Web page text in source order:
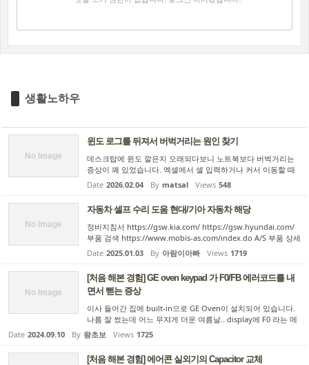
생활노하우
No Image
윈도 로그를 뒤져서 버벅거리는 원인 찾기
데스크탑에 윈도 깔은지 오래되다보니 노트북보다 버벅거리는
증상이 꽤 있었습니다. 엑셀에서 셀 입력하거나 커서 이동할 때
저사양 컴퓨터처럼 느릿느릿 움직이고 키보드 입력이나 마우스
가 멈칫하는 현상도 많았구요. 클립보드 복사도 실패가 잦아서
Date 2026.02.04 By matsal Views 548
No Image
자동차 셀프 수리 도움 현대/기아 자동차 해당
정비지침서 https://gsw.kia.com/ https://gsw.hyundai.com/
부품 검색 https://www.mobis-as.com/index.do A/S 부품 상세
검색 회원 가입 후 본인 차량의 차대번호 입력해 놓으시면 됩니
다. 중고차 부품 구입 https://gparts.co.kr/
Date 2025.01.03 By 아람이아빠 Views 1719
No Image
[처음 해본 경험] GE oven keypad 가 F0/FB 에러코드를 내
면서 뻗는 증상
이사 들어간 집에 built-in으로 GE Oven이 설치되어 있습니다.
나름 잘 썼는데 어느 무쟈게 더운 여름날.. display에 F0 라는 메
세지가 나오면서 아무것도 안되네요. 전원을 죽였다 다시 넣으면
(이걸 할려면 대문을 따고 집 밖에 나가서 main distribution p
Date 2024.09.10 By 왕초보 Views 1725
[처음 해본 경험] 에어콘 실외기의 Capacitor 교체